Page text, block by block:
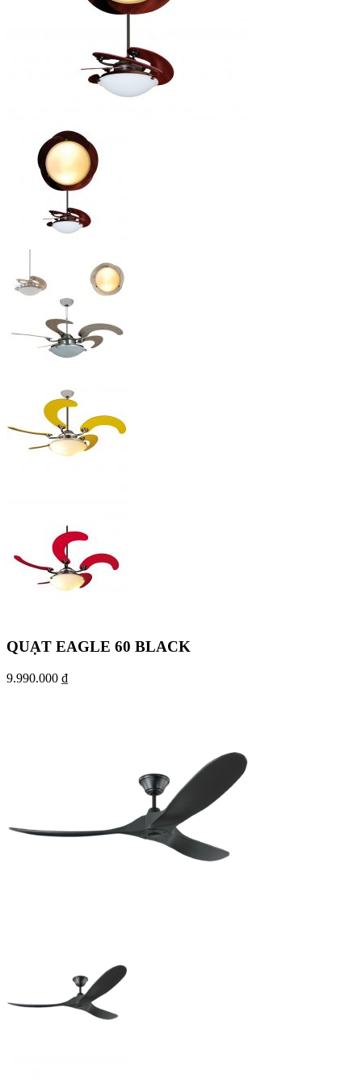
QUẠT EAGLE 60 BLACK
9.990.000 ₫